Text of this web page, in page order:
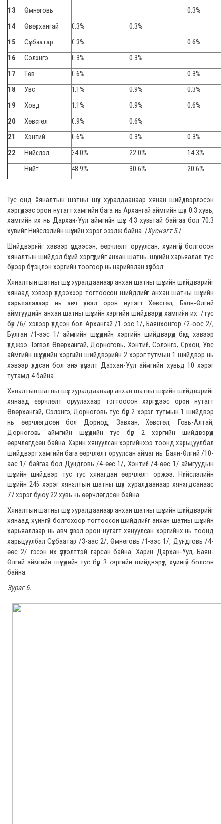
13 Өмнөговь
0.3%
14
Өвөрхангай 0.3%
0.3%
15
Сүхбаатар 0.3%
0.6%
16
Сэлэнгэ 0.3%
0.3%
17
Төв 0.6%
0.3%
18
Увс 1.1% 0.9%
0.3%
19
Ховд 1.1% 0.9%
0.6%
20
Хөвсгөл 0.9%
0.6%
21
Хэнтий 0.6% 0.3%
0.3%
22
Нийслэл 34.0% 22.0%
14.3%
Нийт
48.9% 30.6% 20.6%
Тус онд Хяналтын шатны шүүх хуралдаанаар хянан шийдвэрлэсэн
хэргүүдээс орон нутагт хамгийн бага нь Архангай аймгийн шүүх 0.3 хувь,
хамгийн их нь Дархан-Уул аймгийн шүүх 4.3 хувьтай байгаа бол 70.3
хувийг Нийслэлийн шүүхийн хэрэг эзэлж байна. /Хүснэгт 5./
Шийдвэрийг хэвээр үлдээсэн, өөрчлөлт оруулсан, хүчингүй болгосон
хяналтын шийдэл бүхий хэргүүдийг анхан шатны шүүхийн харьяалал тус
бүрээр бүтэцлэн хэргийн тоогоор нь нарийвлан үзүүлбэл:
Хяналтын шатны шүүх хуралдаанаар анхан шатны шүүхийн шийдвэрийг
хянаад хэвээр үлдээхээр тогтоосон шийдлийг анхан шатны шүүхийн
харьяалалаар нь авч үзвэл орон нутагт Хөвсгөл, Баян-Өлгий
аймгуудийн анхан шатны шүүхийн хэргийн шийдвэрүүд хамгийн их /тус
бүр /6/ хэвээр үлдсэн бол Архангай /1-ээс 1/, Баянхонгор /2-оос 2/,
Булган /1-ээс 1/ аймгийн шүүхүүдийн хэргийн шийдвэрүүд бүгд хэвээр
үлджээ. Тэгвэл Өвөрхангай, Дорноговь, Хэнтий, Сэлэнгэ, Орхон, Увс
аймгийн шүүхүүдийн хэргийн шийдвэрийн 2 хэрэг тутмын 1 шийдвэр нь
хэвээр үлдсэн бол энэ үзүүлэлт Дархан-Уул аймгийн хувьд 10 хэрэг
тутамд 4 байна.
Хяналтын шатны шүүх хуралдаанаар анхан шатны шүүхийн шийдвэрийг
хянаад өөрчлөлт оруулахаар тогтоосон хэргүүдээс орон нутагт
Өвөрхангай, Сэлэнгэ, Дорноговь тус бүр 2 хэрэг тутмын 1 шийдвэр
нь өөрчлөгдсөн бол Дорнод, Завхан, Хөвсгөл, Говь-Алтай,
Дорноговь аймгийн шүүхүүдийн тус бүр 2 хэргийн шийдвэрүүд
өөрчлөгдсөн байна. Харин хянуулсан хэргийнхээ тоонд харьцуулбал
шийдвэрт хамгийн бага өөрчлөлт оруулсан аймаг нь Баян-Өлгий /10-
аас 1/ байгаа бол Дундговь /4-өөс 1/, Хэнтий /4-өөс 1/ аймгуудын
шүүхийн шийдвэр тус тус хянагдан өөрчлөлт оржээ. Нийслэлийн
шүүхийн 246 хэрэг хяналтын шатны шүүх хуралдаанаар хянагдсанаас
77 хэрэг буюу 22 хувь нь өөрчлөгдсөн байна.
Хяналтын шатны шүүх хуралдаанаар анхан шатны шүүхийн шийдвэрийг
хянаад хүчингүй болгохоор тогтоосон шийдлийг анхан шатны шүүхийн
харьяаллаар нь авч үзвэл орон нутагт хянуулсан хэргийнх нь тоонд
харьцуулбал Сүхбаатар /3-аас 2/, Өмнөговь /1-ээс 1/, Дундговь /4-
өөс 2/ гэсэн их үзүүлэлттэй гарсан байна. Харин Дархан-Уул, Баян-
Өлгий аймгийн шүүхүүдийн тус бүр 3 хэргийн шийдвэрүүд хүчингүй болсон
байна.
Зураг 6.